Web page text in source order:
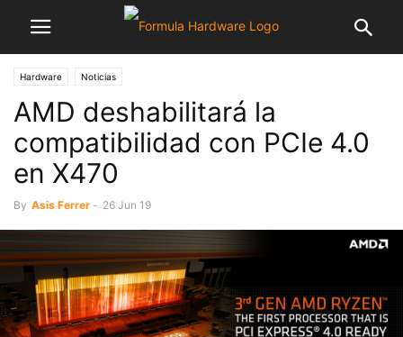
Hardware Noticias
AMD deshabilitará la
compatibilidad con PCIe 4.0
en X470
By Asis Ferrer - 26 Jun 19